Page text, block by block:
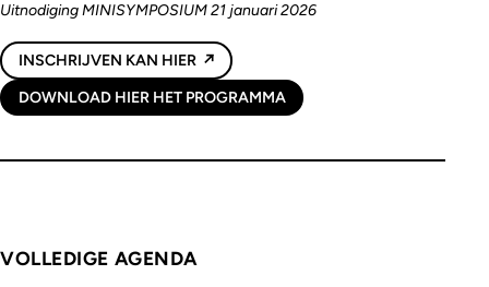
Uitnodiging MINISYMPOSIUM 21 januari 2026
INSCHRIJVEN KAN HIER
DOWNLOAD HIER HET PROGRAMMA
VOLLEDIGE AGENDA